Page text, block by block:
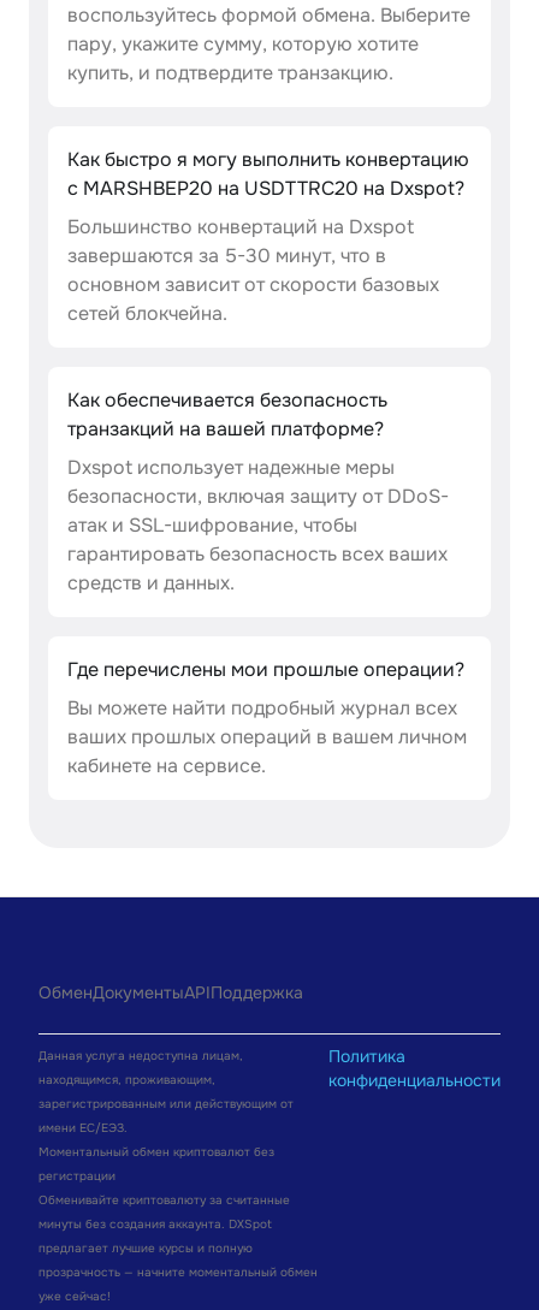
воспользуйтесь формой обмена. Выберите
пару, укажите сумму, которую хотите
купить, и подтвердите транзакцию.
Как быстро я могу выполнить конвертацию
с MARSHBEP20 на USDTTRC20 на Dxspot?
Большинство конвертаций на Dxspot
завершаются за 5-30 минут, что в
основном зависит от скорости базовых
сетей блокчейна.
Как обеспечивается безопасность
транзакций на вашей платформе?
Dxspot использует надежные меры
безопасности, включая защиту от DDoS-
атак и SSL-шифрование, чтобы
гарантировать безопасность всех ваших
средств и данных.
Где перечислены мои прошлые операции?
Вы можете найти подробный журнал всех
ваших прошлых операций в вашем личном
кабинете на сервисе.
ОбменДокументыAPIПоддержка
Данная услуга недоступна лицам,
находящимся, проживающим,
зарегистрированным или действующим от
имени ЕС/ЕЭЗ.
Моментальный обмен криптовалют без
регистрации
Обменивайте криптовалюту за считанные
минуты без создания аккаунта. DXSpot
предлагает лучшие курсы и полную
прозрачность — начните моментальный обмен
уже сейчас!
Политика
конфиденциальности